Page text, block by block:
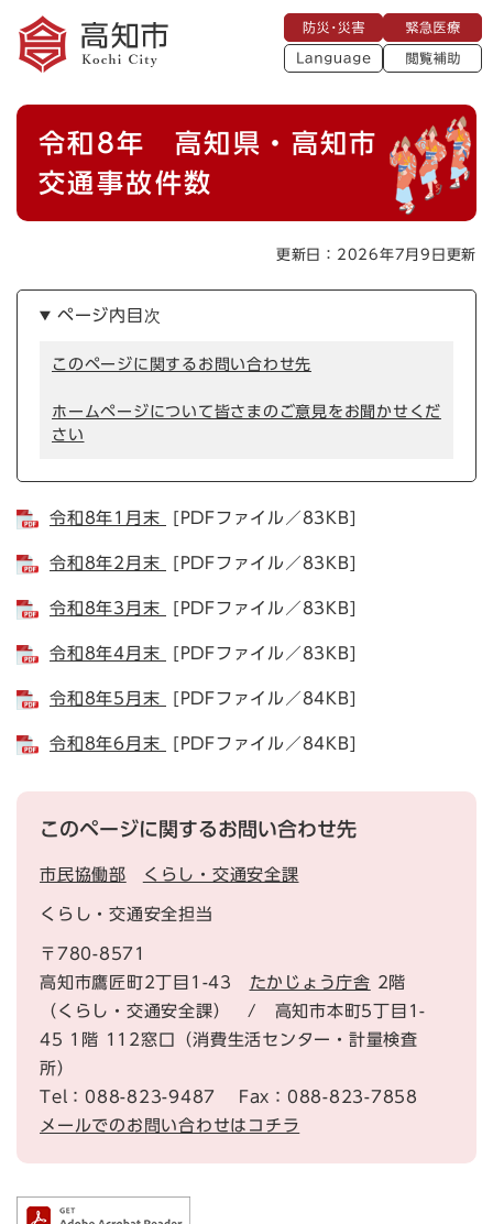
メニューを飛ばして本文へ
災
・
災
急
医
療
L
a
a
g
e
閲
助
本
令和8年 高知県・高知市
交通事故件数
更新日：2026年7月9日更新
ページ内目次
このページに関するお問い合わせ先
ホームページについて皆さまのご意見をお聞かせくだ
さい
令和8年1月末 [PDFファイル／83KB]
令和8年2月末 [PDFファイル／83KB]
令和8年3月末 [PDFファイル／83KB]
令和8年4月末 [PDFファイル／83KB]
令和8年5月末 [PDFファイル／84KB]
令和8年6月末 [PDFファイル／84KB]
このページに関するお問い合わせ先
市民協働部 くらし・交通安全課
くらし・交通安全担当
〒780-8571
高知市鷹匠町2丁目1-43 たかじょう庁舎 2階
（くらし・交通安全課） / 高知市本町5丁目1-
45 1階 112窓口（消費生活センター・計量検査
所）
Tel：088-823-9487
Fax：088-823-7858
メールでのお問い合わせはコチラ